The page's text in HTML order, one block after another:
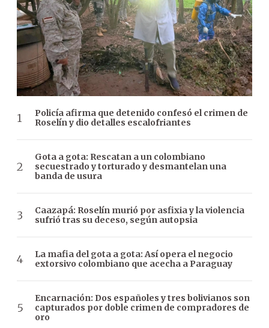
Policía afirma que detenido confesó el crimen de
Roselín y dio detalles escalofriantes
Gota a gota: Rescatan a un colombiano
secuestrado y torturado y desmantelan una
banda de usura
Caazapá: Roselín murió por asfixia y la violencia
sufrió tras su deceso, según autopsia
La mafia del gota a gota: Así opera el negocio
extorsivo colombiano que acecha a Paraguay
Encarnación: Dos españoles y tres bolivianos son
capturados por doble crimen de compradores de
oro